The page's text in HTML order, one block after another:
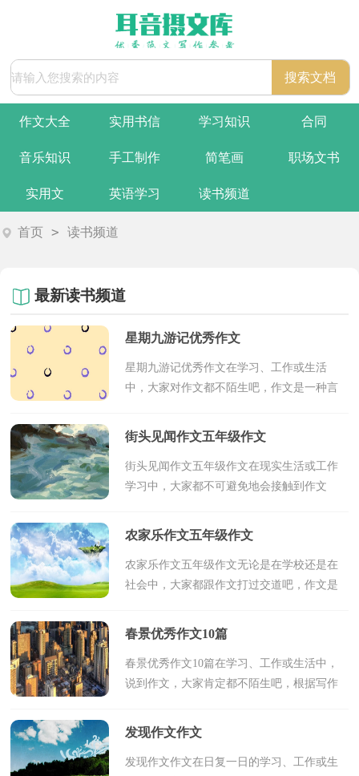
作文大全 实用书信 学习知识 合同
音乐知识 手工制作 简笔画 职场文书
实用文 英语学习 读书频道
首页 > 读书频道
最新读书频道
星期九游记优秀作文
星期九游记优秀作文在学习、工作或生活
中，大家对作文都不陌生吧，作文是一种言
许多人会觉得作文很难写吧，以下是小编整
街头见闻作文五年级作文
街头见闻作文五年级作文在现实生活或工作
学习中，大家都不可避免地会接触到作文
想象力、思考力和记忆力的重要手段。相信
农家乐作文五年级作文
农家乐作文五年级作文无论是在学校还是在
社会中，大家都跟作文打过交道吧，作文是
表达一个主题意义的记叙方法。作文的注意
春景优秀作文10篇
春景优秀作文10篇在学习、工作或生活中，
说到作文，大家肯定都不陌生吧，根据写作
题作文。如何写一篇有思想、有文采的作文
发现作文作文
发现作文作文在日复一日的学习、工作或生